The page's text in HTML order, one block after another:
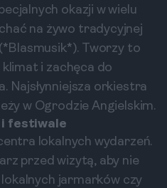
okazji w wielu
na żywo tradycyjnej
Tworzy to
i zachęca do
Najsłynniejsza orkiestra
w Ogrodzie Angielskim.
i festiwale
lokalnych wydarzeń.
przed wizytą, aby nie
jarmarków czy